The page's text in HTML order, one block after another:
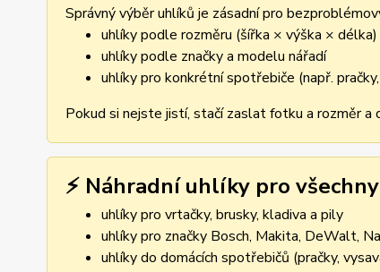
Správný výběr uhlíků je zásadní pro
uhlíky podle rozměru (šířka × výška × délka)
uhlíky podle značky a modelu nářadí
uhlíky pro konkrétní spotřebiče (např.
Pokud si nejste jistí, stačí zaslat fotku a rozměr a
⚡ Náhradní uhlíky pro
uhlíky pro vrtačky, brusky, kladiva a pily
uhlíky pro značky Bosch, Makita, DeWalt,
uhlíky do domácích spotřebičů (pračky,